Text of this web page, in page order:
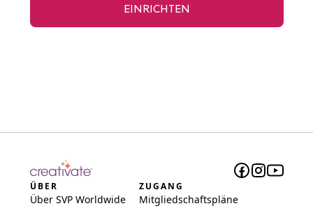
EINRICHTEN
ÜBER
Über SVP Worldwide
ZUGANG
Mitgliedschaftspläne